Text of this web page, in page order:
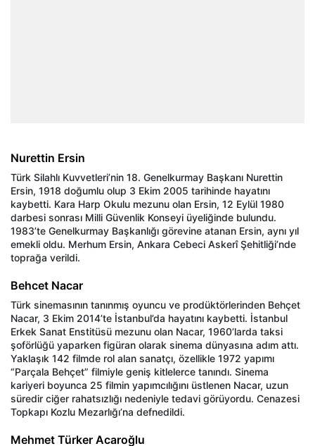
Nurettin Ersin
Türk Silahlı Kuvvetleri’nin 18. Genelkurmay Başkanı Nurettin
Ersin, 1918 doğumlu olup 3 Ekim 2005 tarihinde hayatını
kaybetti. Kara Harp Okulu mezunu olan Ersin, 12 Eylül 1980
darbesi sonrası Milli Güvenlik Konseyi üyeliğinde bulundu.
1983’te Genelkurmay Başkanlığı görevine atanan Ersin, aynı yıl
emekli oldu. Merhum Ersin, Ankara Cebeci Askerî Şehitliği’nde
toprağa verildi.
Behcet Nacar
Türk sinemasının tanınmış oyuncu ve prodüktörlerinden Behçet
Nacar, 3 Ekim 2014’te İstanbul’da hayatını kaybetti. İstanbul
Erkek Sanat Enstitüsü mezunu olan Nacar, 1960’larda taksi
şoförlüğü yaparken figüran olarak sinema dünyasına adım attı.
Yaklaşık 142 filmde rol alan sanatçı, özellikle 1972 yapımı
“Parçala Behçet” filmiyle geniş kitlelerce tanındı. Sinema
kariyeri boyunca 25 filmin yapımcılığını üstlenen Nacar, uzun
süredir ciğer rahatsızlığı nedeniyle tedavi görüyordu. Cenazesi
Topkapı Kozlu Mezarlığı’na defnedildi.
Mehmet Türker Acaroğlu